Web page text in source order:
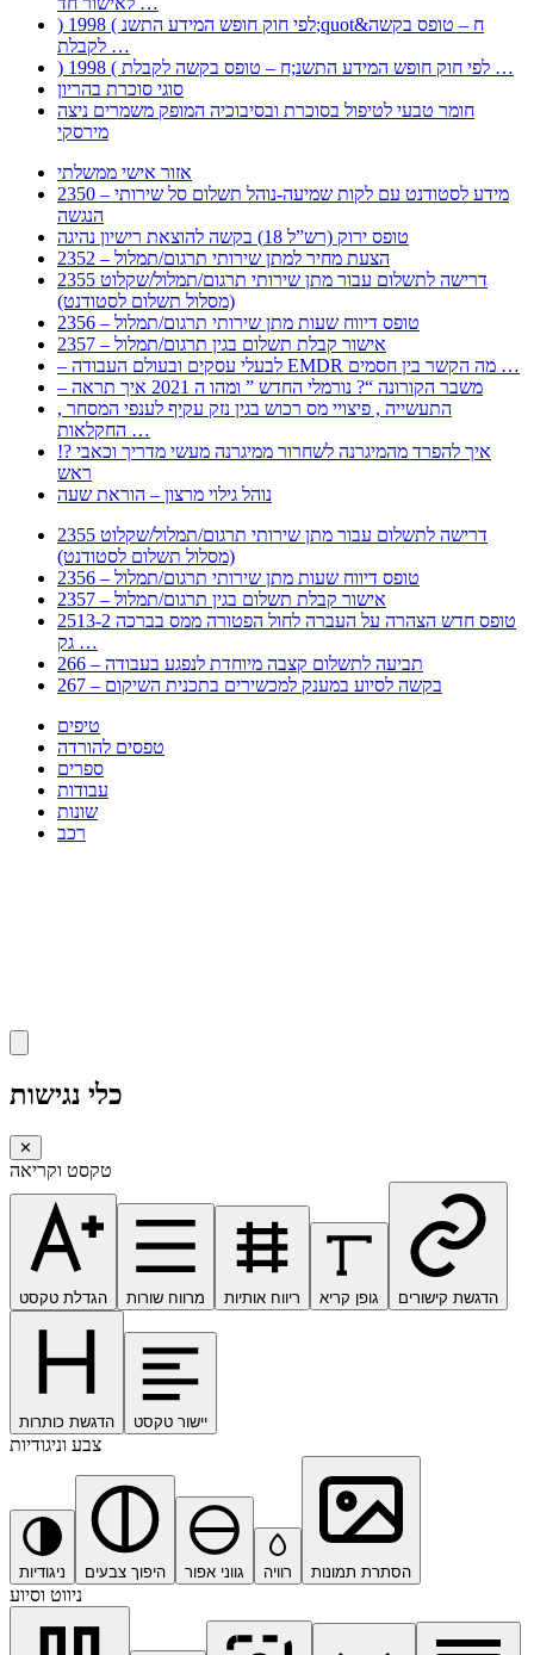
) 1998 ( לפי חוק חופש המידע התשנ;quot&ח – טופס בקשה
לקבלת …
) 1998 ( לפי חוק חופש המידע התשנ;ח – טופס בקשה לקבלת …
סוגי סוכרת בהריון
חומר טבעי לטיפול בסוכרת ובסיבוכיה המופק משמרים ניצה
מירסקי
אזור אישי ממשלתי
2350 – מידע לסטודנט עם לקות שמיעה-נוהל תשלום סל שירותי
הנגשה
טופס ירוק (רש”ל 18) בקשה להוצאת רישיון נהיגה
2352 – הצעת מחיר למתן שירותי תרגום/תמלול
2355 דרישה לתשלום עבור מתן שירותי תרגום/תמלול/שקלוט
(מסלול תשלום לסטודנט)
2356 – טופס דיווח שעות מתן שירותי תרגום/תמלול
2357 – אישור קבלת תשלום בגין תרגום/תמלול
– לבעלי עסקים ובעולם העבודה EMDR מה הקשר בין חסמים …
– משבר הקורונה “? נורמלי החדש ” ומהו ה 2021 איך תראה
, התעשייה , פיצויי מס רכוש בגין נזק עקיף לענפי המסחר
החקלאות …
!? איך להפרד מהמיגרנה לשחרור ממיגרנה מעשי מדריך וכאבי
ראש
נוהל גילוי מרצון – הוראת שעה
2355 דרישה לתשלום עבור מתן שירותי תרגום/תמלול/שקלוט
(מסלול תשלום לסטודנט)
2356 – טופס דיווח שעות מתן שירותי תרגום/תמלול
2357 – אישור קבלת תשלום בגין תרגום/תמלול
2513-2 טופס חדש הצהרה על העברה לחול הפטורה ממס בברכה
גק …
266 – תביעה לתשלום קצבה מיוחדת לנפגע בעבודה
267 – בקשה לסיוע במענק למכשירים בתכנית השיקום
טיפים
טפסים להורדה
ספרים
עבודות
שונות
רכב
כלי נגישות
✕
טקסט וקריאה
הגדלת טקסט מרווח שורות ריווח אותיות גופן קריא הדגשת קישורים
הדגשת כותרות יישור טקסט
צבע וניגודיות
ניגודיות היפוך צבעים גווני אפור רוויה הסתרת תמונות
ניווט וסיוע